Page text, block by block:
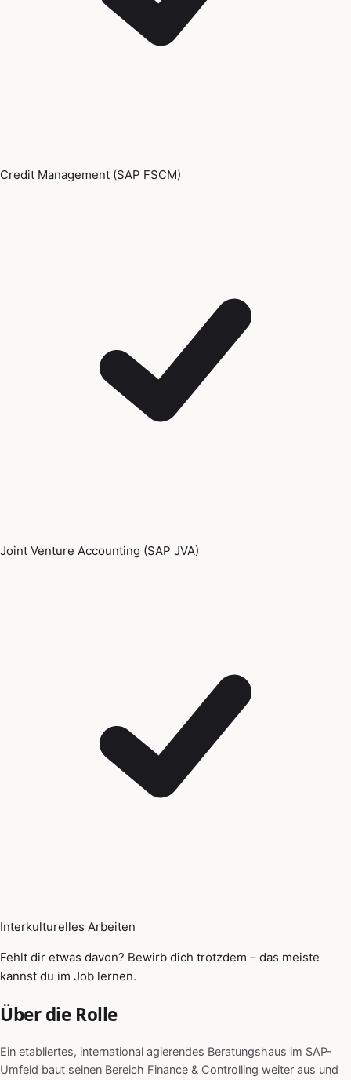
Credit Management (SAP FSCM)
Joint Venture Accounting (SAP JVA)
Interkulturelles Arbeiten
Fehlt dir etwas davon? Bewirb dich trotzdem – das meiste
kannst du im Job lernen.
Über die Rolle
Ein etabliertes, international agierendes Beratungshaus im SAP-
Umfeld baut seinen Bereich Finance & Controlling weiter aus und